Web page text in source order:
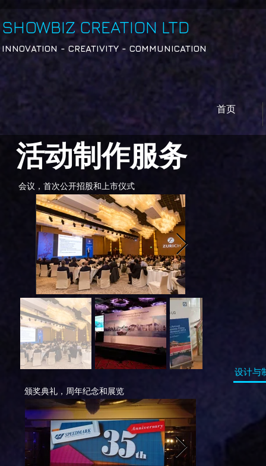
SHOWBIZ CREATION LTD
INNOVATION - CREATIVITY - COMMUNICATION
活动制作服务
会议，首次公开招股和上市仪式
颁奖典礼，周年纪念和展览
设计与
首页